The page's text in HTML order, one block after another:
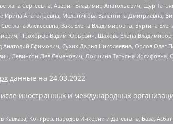
Сергеевна, Аверин Владимир Анатольевич, Щур
Анатольевна, Мельникова Валентина Дмитриевна,
Алексеевна, Закс Елена Владимировна, Буртина
Прохоров Вадим Юрьевич, Шахова Елена
Ефимович, Сухих Дарья Николаевна, Орлов Олег
Левинсон Лев Семенович, Локшина Татьяна
данные на 24.03.2022
иностранных и международных
Конгресс народов Ичкерии и Дагестана, База,